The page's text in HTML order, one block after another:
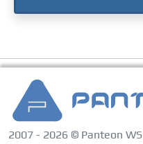
2007 - 2026 © Panteon WS